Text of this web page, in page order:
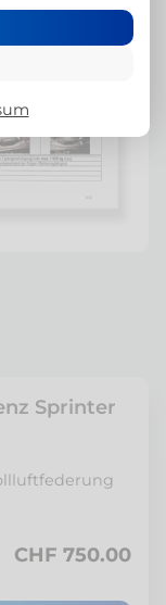
Sprinter
CHF 750.00